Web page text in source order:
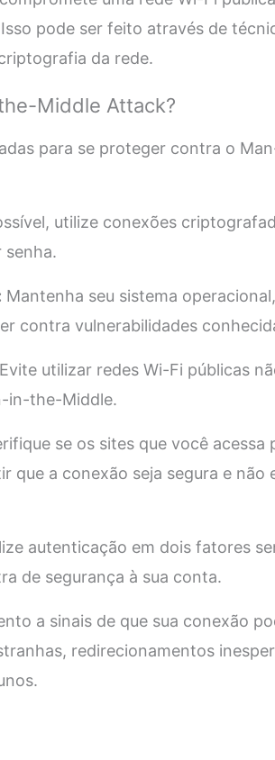
pode ser feito através de
da rede.
Middle Attack?
para se proteger contra o
utilize conexões
senha.
Mantenha seu sistema
contra vulnerabilidades
Evite utilizar redes Wi-Fi públicas
in-the-Middle.
se os sites que você acessa
que a conexão seja segura e não
autenticação em dois fatores
de segurança à sua conta.
a sinais de que sua conexão
redirecionamentos